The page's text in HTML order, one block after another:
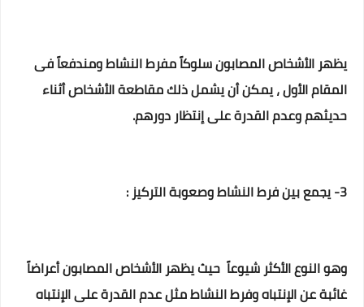
يظهر الأشخاص المصابون سلوكاً مفرط النشاط ومندفعاً فى
المقام الأول ، يمكن أن يشمل ذلك مقاطعة الأشخاص أثناء
حديثهم وعدم القدرة على إنتظار دورهم.
3- يجمع بين فرط النشاط وصعوبة التركيز :
وهو النوع الأكثر شيوعاً حيث يظهر الأشخاص المصابون أعراضاً
غائبة عن الإنتباه وفرط النشاط مثل عدم القدرة على الإنتباه